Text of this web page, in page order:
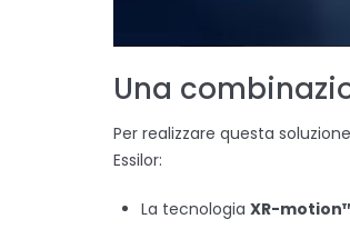
Una
Per realizzare questa
Essilor:
La tecnologia XR-